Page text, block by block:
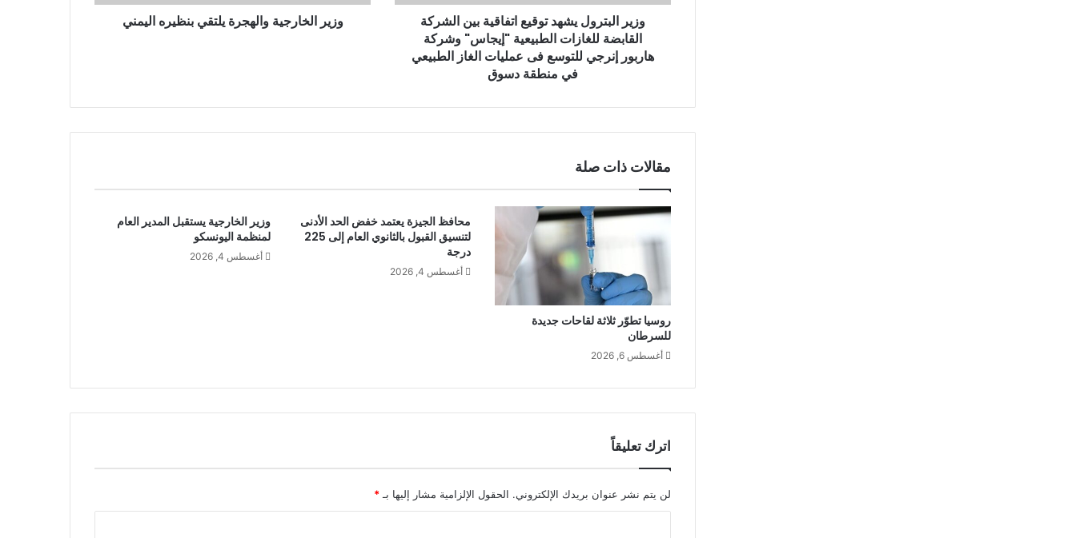
ن
وزير البترول يشهد توقيع اتفاقية بين الشركة
القابضة للغازات الطبيعية "إيجاس" وشركة
هاربور إنرجي للتوسع فى عمليات الغاز الطبيعي
في منطقة دسوق
وزير الخارجية والهجرة يلتقي بنظيره اليمني
مقالات ذات صلة
روسيا تطوّر ثلاثة لقاحات جديدة
للسرطان
أغسطس 6, 2026
محافظ الجيزة يعتمد خفض الحد الأدنى
لتنسيق القبول بالثانوي العام إلى 225
درجة
أغسطس 4, 2026
وزير الخارجية يستقبل المدير العام
لمنظمة اليونسكو
أغسطس 4, 2026
اترك تعليقاً
لن يتم نشر عنوان بريدك الإلكتروني. الحقول الإلزامية مشار إليها بـ *